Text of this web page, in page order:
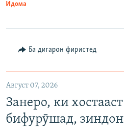
Идома
Ба дигарон фиристед
Август 07, 2026
Занеро, ки
бифурӯшад,